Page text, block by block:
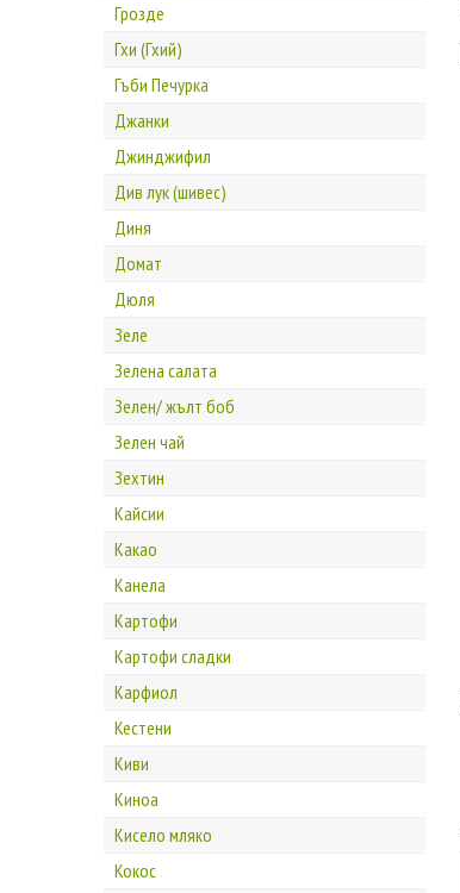
Грозде
Гхи (Гхий)
Гъби Печурка
Джанки
Джинджифил
Див лук (шивес)
Диня
Домат
Дюля
Зеле
Зелена салата
Зелен/ жълт боб
Зелен чай
Зехтин
Кайсии
Какао
Канела
Картофи
Картофи сладки
Карфиол
Кестени
Киви
Киноа
Кисело мляко
Кокос